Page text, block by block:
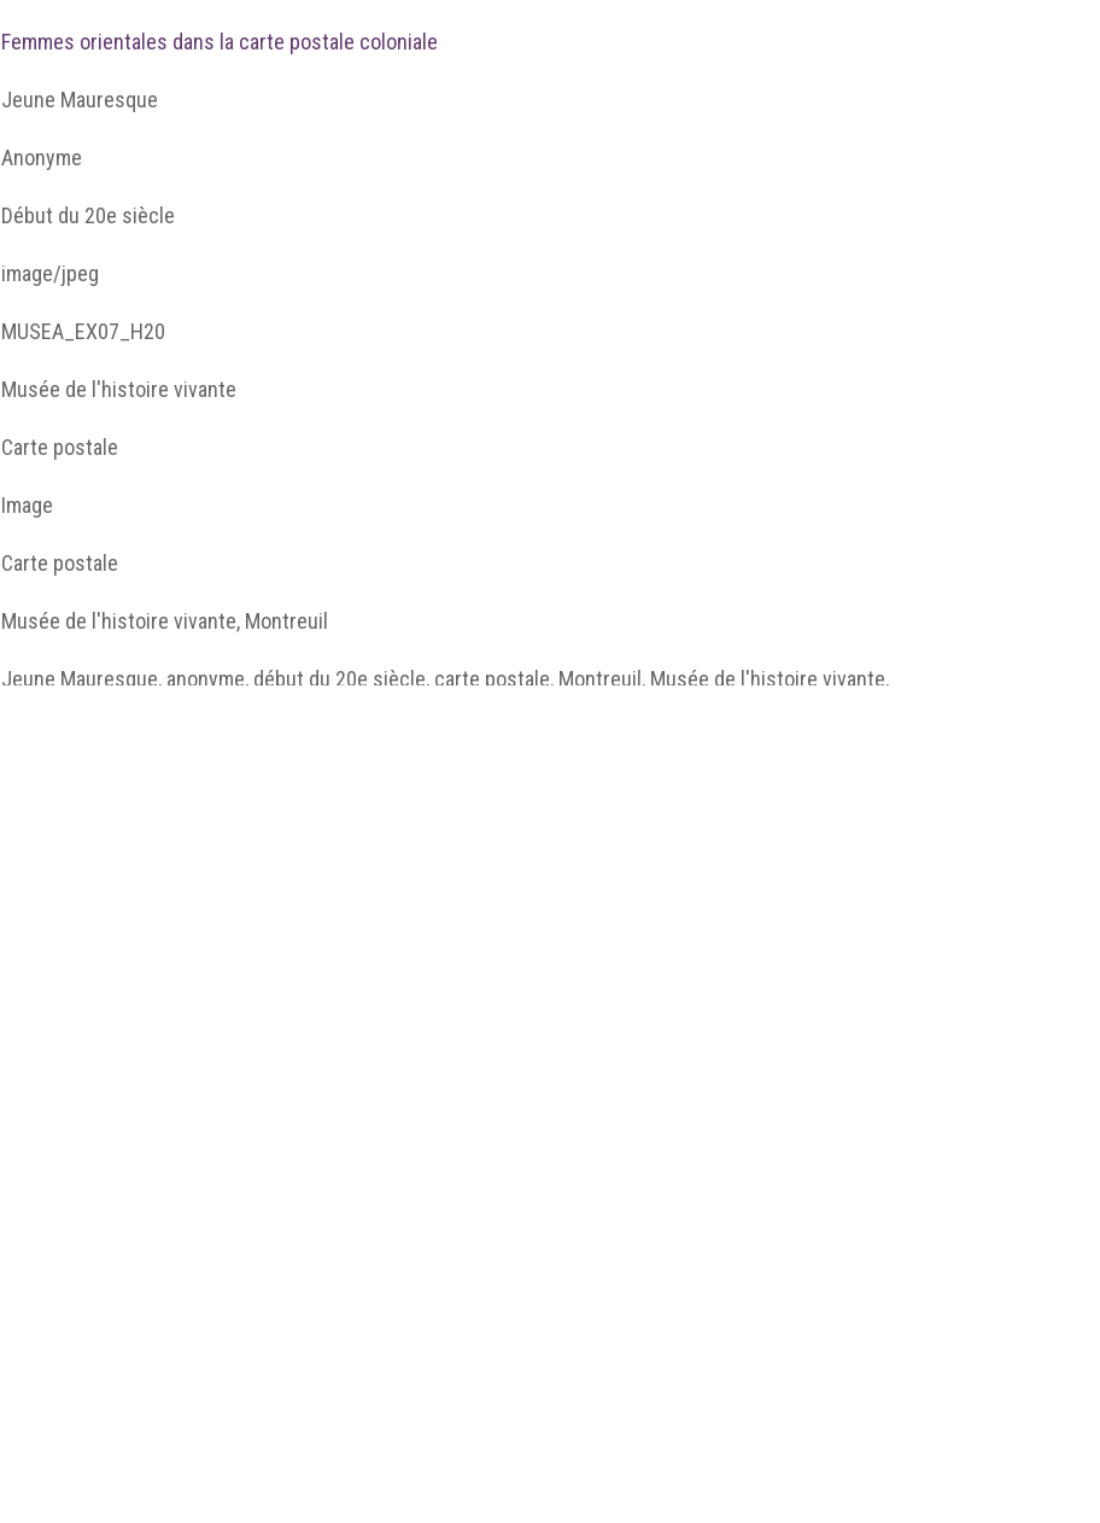
Femmes orientales dans la carte postale coloniale
Jeune Mauresque
Anonyme
Début du 20e siècle
image/jpeg
MUSEA_EX07_H20
Musée de l'histoire vivante
Carte postale
Image
Carte postale
Musée de l'histoire vivante, Montreuil
Jeune Mauresque, anonyme, début du 20e siècle, carte postale, Montreuil, Musée de l'histoire vivante,